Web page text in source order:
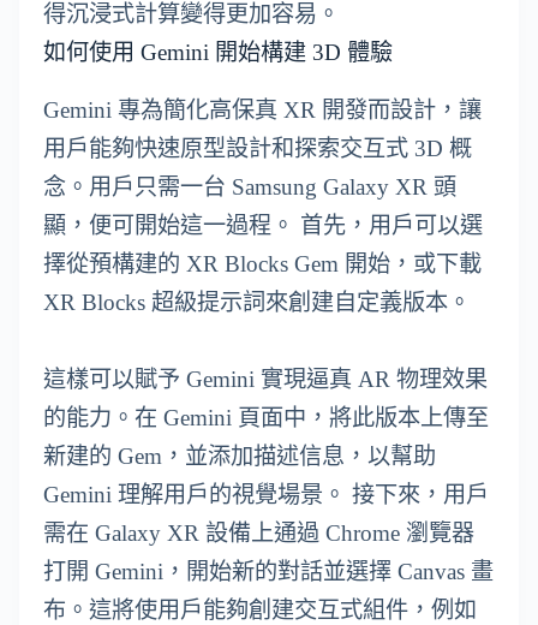
得沉浸式計算變得更加容易。
如何使用 Gemini 開始構建 3D 體驗
Gemini 專為簡化高保真 XR 開發而設計，讓
用戶能夠快速原型設計和探索交互式 3D 概
念。用戶只需一台 Samsung Galaxy XR 頭
顯，便可開始這一過程。 首先，用戶可以選
擇從預構建的 XR Blocks Gem 開始，或下載
XR Blocks 超級提示詞來創建自定義版本。
這樣可以賦予 Gemini 實現逼真 AR 物理效果
的能力。在 Gemini 頁面中，將此版本上傳至
新建的 Gem，並添加描述信息，以幫助
Gemini 理解用戶的視覺場景。 接下來，用戶
需在 Galaxy XR 設備上通過 Chrome 瀏覽器
打開 Gemini，開始新的對話並選擇 Canvas 畫
布。這將使用戶能夠創建交互式組件，例如